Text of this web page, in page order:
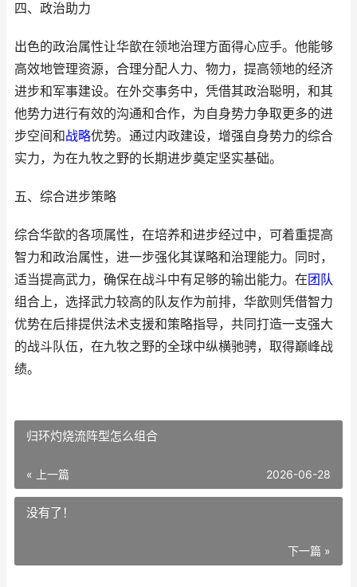
四、政治助力
出色的政治属性让华歆在领地治理方面得心应手。他能够
高效地管理资源，合理分配人力、物力，提高领地的经济
进步和军事建设。在外交事务中，凭借其政治聪明，和其
他势力进行有效的沟通和合作，为自身势力争取更多的进
步空间和战略优势。通过内政建设，增强自身势力的综合
实力，为在九牧之野的长期进步奠定坚实基础。
五、综合进步策略
综合华歆的各项属性，在培养和进步经过中，可着重提高
智力和政治属性，进一步强化其谋略和治理能力。同时，
适当提高武力，确保在战斗中有足够的输出能力。在团队
组合上，选择武力较高的队友作为前排，华歆则凭借智力
优势在后排提供法术支援和策略指导，共同打造一支强大
的战斗队伍，在九牧之野的全球中纵横驰骋，取得巅峰战
绩。
归环灼烧流阵型怎么组合
« 上一篇 2026-06-28
没有了！
下一篇 »